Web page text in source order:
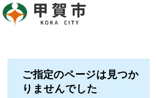
ご指定のページは見つか
りませんでした